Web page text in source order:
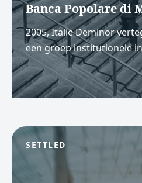
Banca Popolare di
2005, Italië Deminor
een groep institutionele
SETTLED